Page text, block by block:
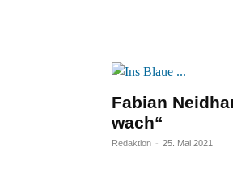
Fabian
wach“
Redaktion - 25. Mai 2021